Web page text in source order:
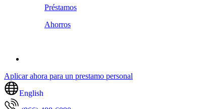
Préstamos
Ahorros
Aplicar ahora para un prestamo personal
English